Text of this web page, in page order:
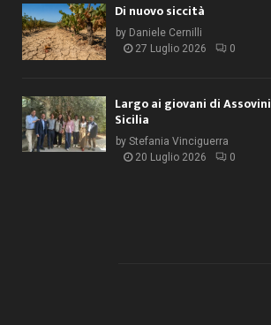
Di nuovo siccità
by Daniele Cernilli
27 Luglio 2026
0
Largo ai giovani di Assovini
Sicilia
by Stefania Vinciguerra
20 Luglio 2026
0